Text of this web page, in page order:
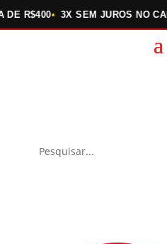
3X SEM JUROS NO CARTÃO